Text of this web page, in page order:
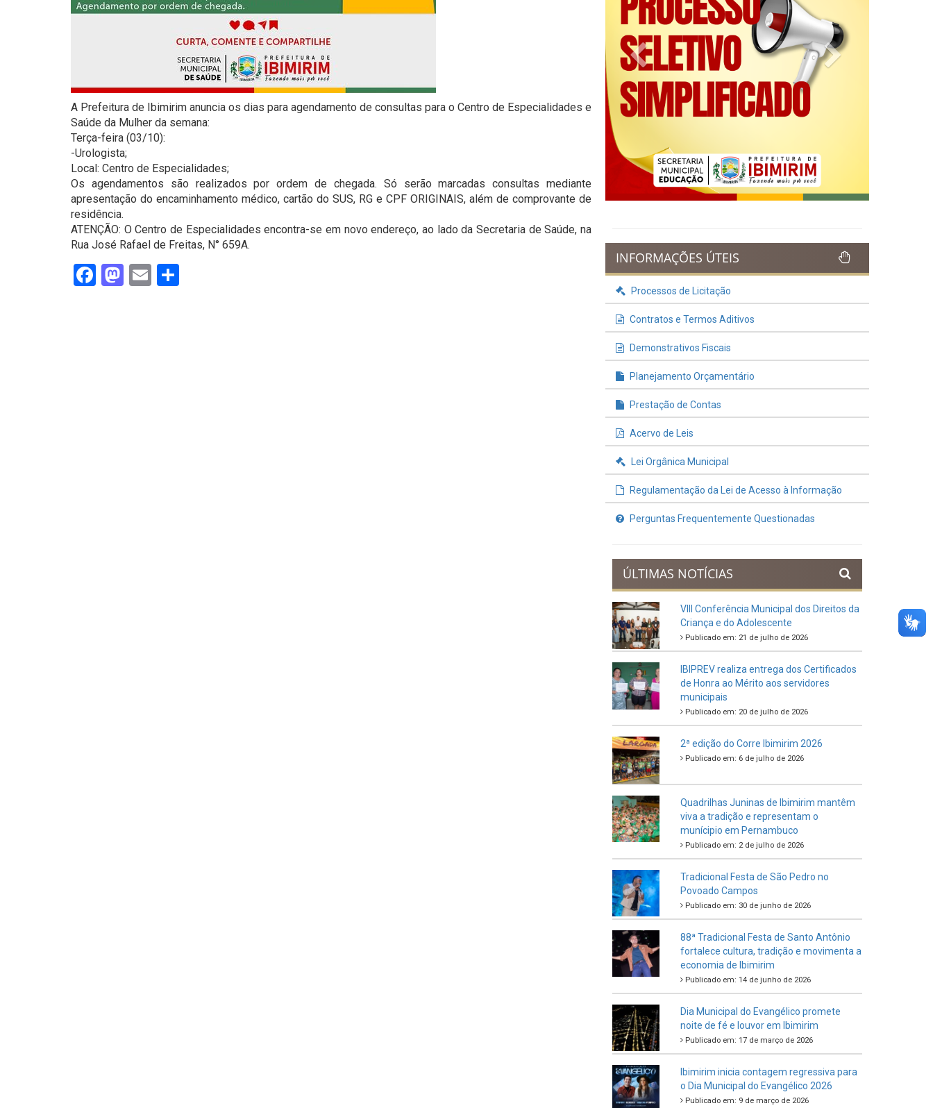
A Prefeitura de Ibimirim anuncia os dias para agendamento de consultas para o Centro de Especialidades e
Saúde da Mulher da semana:
Terça-feira (03/10):
-Urologista;
Local: Centro de Especialidades;
Os agendamentos são realizados por ordem de chegada. Só serão marcadas consultas mediante
apresentação do encaminhamento médico, cartão do SUS, RG e CPF ORIGINAIS, além de comprovante de
residência.
ATENÇÃO: O Centro de Especialidades encontra-se em novo endereço, ao lado da Secretaria de Saúde, na
Rua José Rafael de Freitas, N° 659A.
Facebook
Mastodon
Email
Previous Next
INFORMAÇÕES ÚTEIS
Processos de Licitação
Contratos e Termos Aditivos
Demonstrativos Fiscais
Planejamento Orçamentário
Prestação de Contas
Acervo de Leis
Lei Orgânica Municipal
Regulamentação da Lei de Acesso à Informação
Perguntas Frequentemente Questionadas
ÚLTIMAS NOTÍCIAS
VIII Conferência Municipal dos Direitos da
Criança e do Adolescente
Publicado em: 21 de julho de 2026
IBIPREV realiza entrega dos Certificados
de Honra ao Mérito aos servidores
municipais
Publicado em: 20 de julho de 2026
2ª edição do Corre Ibimirim 2026
Publicado em: 6 de julho de 2026
Quadrilhas Juninas de Ibimirim mantêm
viva a tradição e representam o
munícipio em Pernambuco
Publicado em: 2 de julho de 2026
Tradicional Festa de São Pedro no
Povoado Campos
Publicado em: 30 de junho de 2026
88ª Tradicional Festa de Santo Antônio
fortalece cultura, tradição e movimenta a
economia de Ibimirim
Publicado em: 14 de junho de 2026
Dia Municipal do Evangélico promete
noite de fé e louvor em Ibimirim
Publicado em: 17 de março de 2026
Ibimirim inicia contagem regressiva para
o Dia Municipal do Evangélico 2026
Publicado em: 9 de março de 2026